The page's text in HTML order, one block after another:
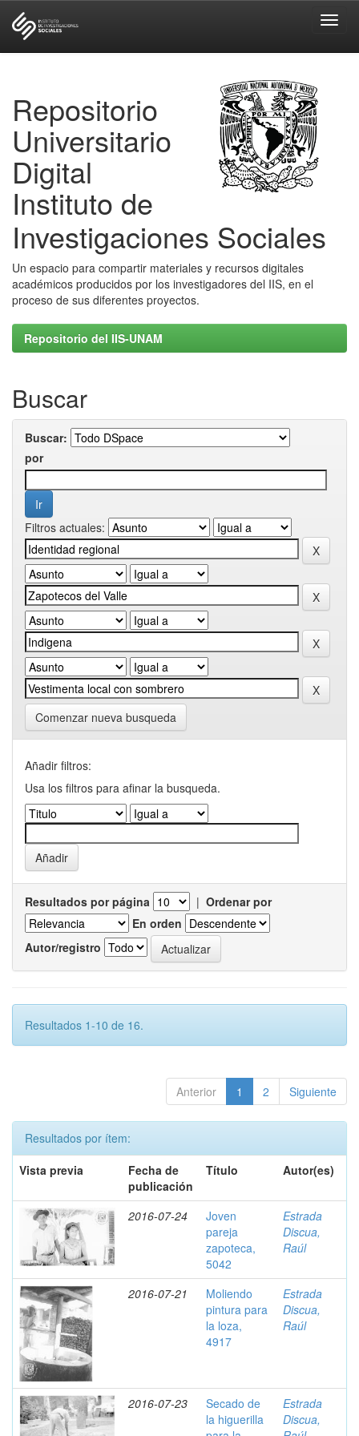
Repositorio
Universitario
Digital
Instituto de
Investigaciones Sociales
Un espacio para compartir materiales y recursos digitales
académicos producidos por los investigadores del IIS, en el
proceso de sus diferentes proyectos.
Repositorio del IIS-UNAM
Buscar
Buscar:
por
Filtros actuales:
Comenzar nueva busqueda
Añadir filtros:
Usa los filtros para afinar la busqueda.
Resultados por página | Ordenar por
En orden
Autor/registro
Resultados 1-10 de 16.
Anterior 1 2 Siguiente
Resultados por ítem:
Vista previa
Fecha de
publicación
Título Autor(es)
2016-07-24
Joven
pareja
zapoteca,
5042
Estrada
Discua,
Raúl
2016-07-21
Moliendo
pintura para
la loza,
4917
Estrada
Discua,
Raúl
2016-07-23
Secado de
la higuerilla
Estrada
Discua,